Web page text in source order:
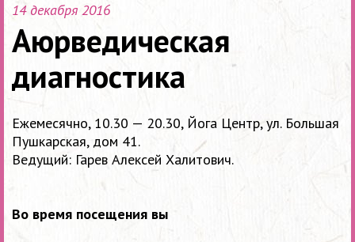
14 декабря 2016
Аюрведическая
диагностика
Ежемесячно, 10.30 — 20.30, Йога Центр, ул. Большая
Пушкарская, дом 41.
Ведущий: Гарев Алексей Халитович.
Во время посещения вы